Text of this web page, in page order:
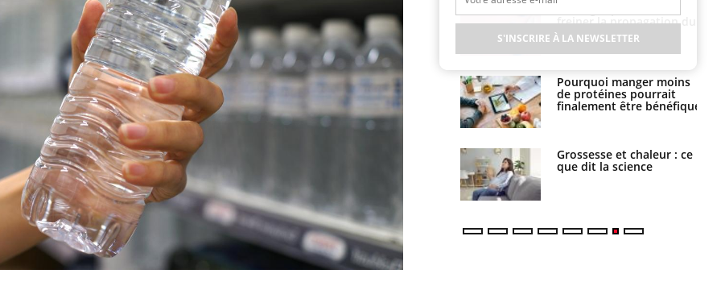
Les médicaments GLP-1
protègent-ils aussi les os
?
Cytomégalovirus : ce qui
change dans la prise en
charge des femmes
enceintes
La sieste empêche-t-elle
de dormir la nuit ?
tous les jours se profile-t-
elle enfin ?
Pourquoi votre ventre
gâche-t-il les premiers
jours de vos vacances ?
freiner la propagation du
cancer ?
Pourquoi manger moins
de protéines pourrait
finalement être bénéfique
Grossesse et chaleur : ce
que dit la science
S'INSCRIRE À LA NEWSLETTER